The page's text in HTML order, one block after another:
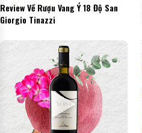
Review Về Rượu Vang Ý 18 Độ San
Giorgio Tinazzi